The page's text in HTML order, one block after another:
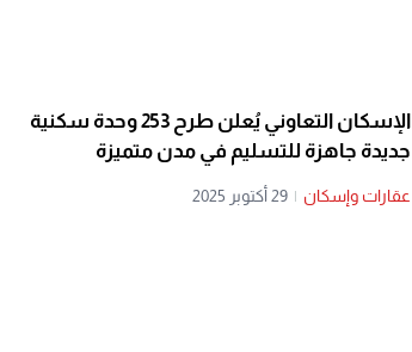
الإسكان التعاوني يُعلن طرح 253 وحدة سكنية
جديدة جاهزة للتسليم في مدن متميزة
عقارات وإسكان | 29 أكتوبر 2025